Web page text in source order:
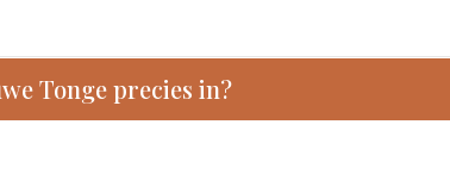
Tonge precies in?